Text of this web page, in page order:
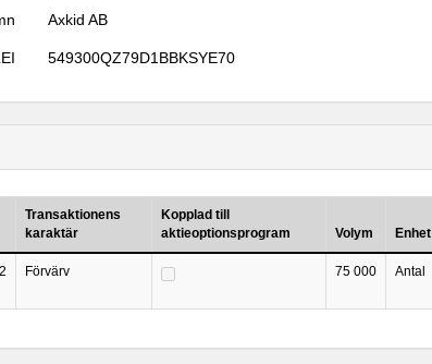
Axkid AB
549300QZ79D1BBKSYE70
Transaktionens
karaktär
Kopplad till
aktieoptionsprogram
Volym Enhet
Förvärv 75 000 Antal